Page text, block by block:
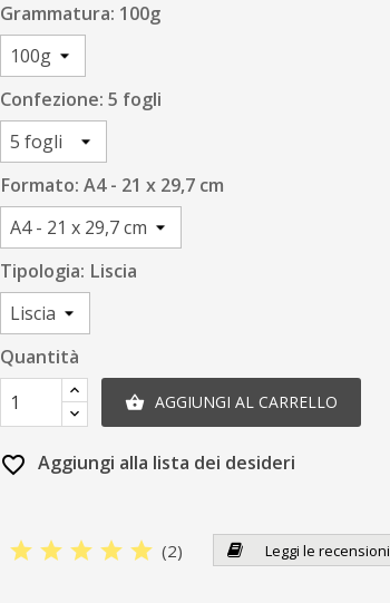
Grammatura: 100g
Confezione: 5 fogli
Formato: A4 - 21 x 29,7 cm
Tipologia: Liscia
Quantità
 AGGIUNGI AL CARRELLO
favorite_border Aggiungi alla lista dei desideri
star star star star star (2) Leggi le recensioni